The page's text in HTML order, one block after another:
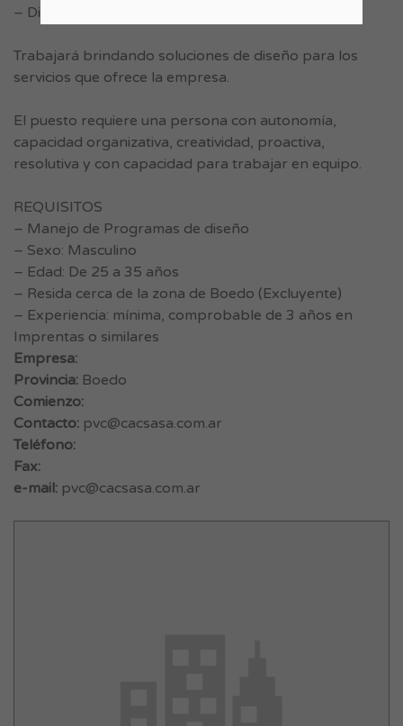
– Diseño gráfico en general
Trabajará brindando soluciones de diseño para los
servicios que ofrece la empresa.
El puesto requiere una persona con autonomía,
capacidad organizativa, creatividad, proactiva,
resolutiva y con capacidad para trabajar en equipo.
REQUISITOS
– Manejo de Programas de diseño
– Sexo: Masculino
– Edad: De 25 a 35 años
– Resida cerca de la zona de Boedo (Excluyente)
– Experiencia: mínima, comprobable de 3 años en
Imprentas o similares
Empresa:
Provincia: Boedo
Comienzo:
Contacto: pvc@cacsasa.com.ar
Teléfono:
Fax:
e-mail: pvc@cacsasa.com.ar